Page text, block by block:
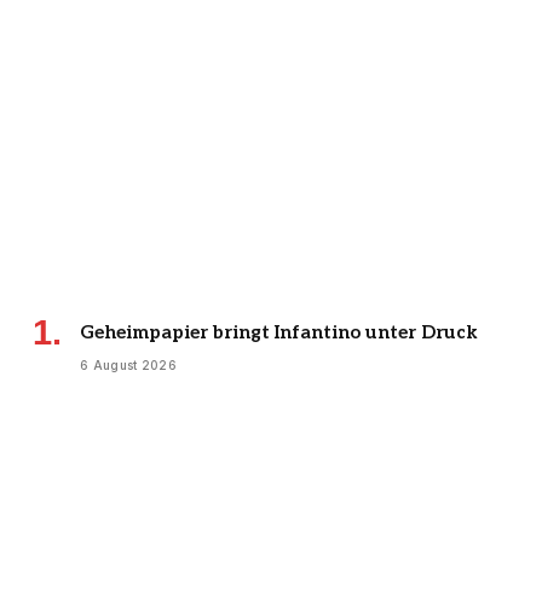
Geheimpapier bringt Infantino unter Druck
6 August 2026